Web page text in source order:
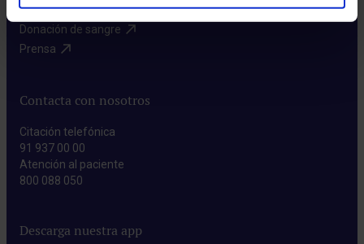
Preguntas frecuentes​
Donación de sangre​
Prensa​
Contacta con nosotros
Citación telefónica
91 937 00 00
Atención al paciente
800 088 050
Descarga nuestra app